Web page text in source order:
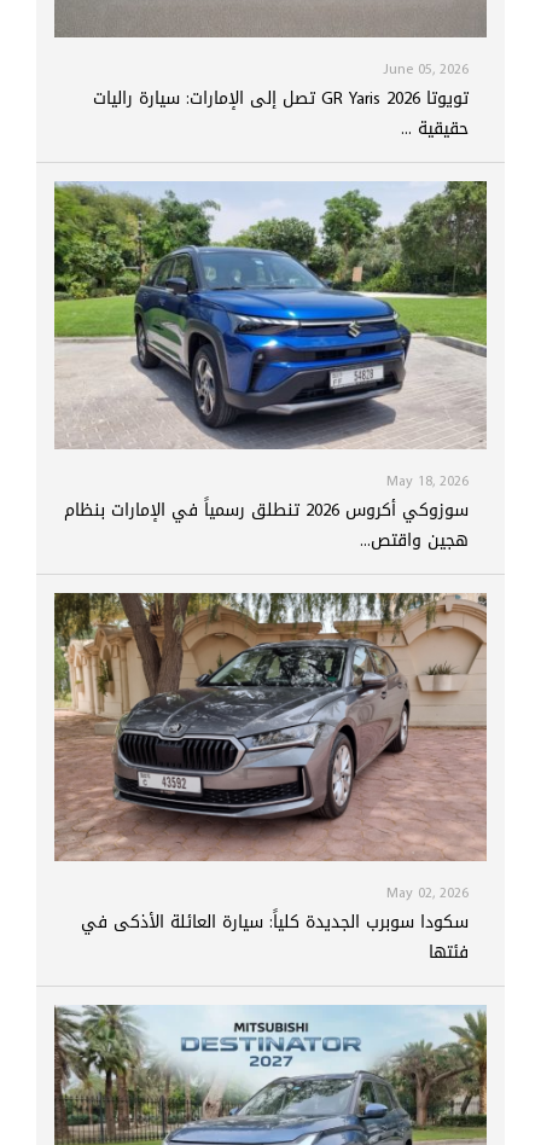
June 05, 2026
تويوتا GR Yaris 2026 تصل إلى الإمارات: سيارة راليات
حقيقية ...
May 18, 2026
سوزوكي أكروس 2026 تنطلق رسمياً في الإمارات بنظام
هجين واقتص...
May 02, 2026
سكودا سوبرب الجديدة كلياً: سيارة العائلة الأذكى في
فئتها